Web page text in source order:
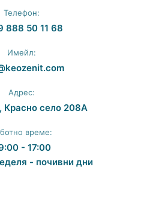
Телефон:
888 50 11 68
Имейл:
Адрес:
Красно село 208А
време:
- 17:00
- почивни дни